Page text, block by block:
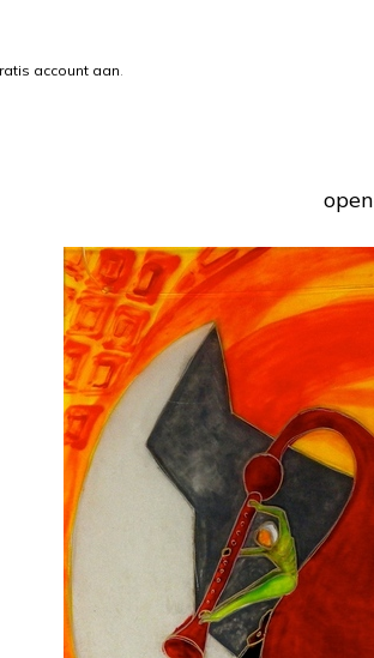
account aan.